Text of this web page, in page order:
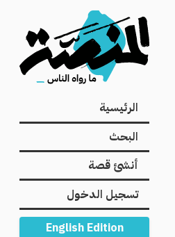
Main
navigation
الرئيسية
البحث
أنشئ قصة
تسجيل الدخول
English Edition